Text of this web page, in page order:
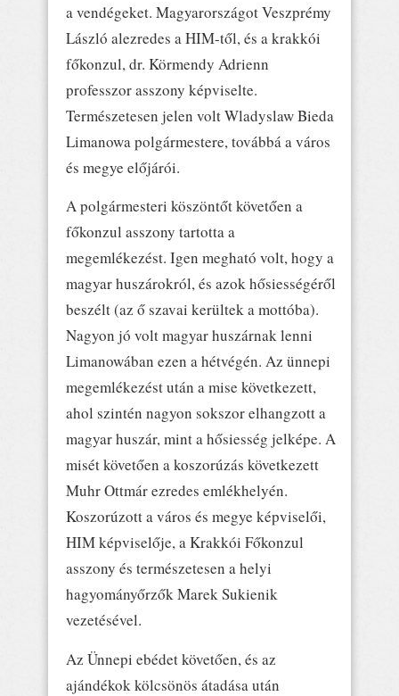
a vendégeket. Magyarországot Veszprémy
László alezredes a HIM-től, és a krakkói
főkonzul, dr. Körmendy Adrienn
professzor asszony képviselte.
Természetesen jelen volt Wladyslaw Bieda
Limanowa polgármestere, továbbá a város
és megye előjárói.
A polgármesteri köszöntőt követően a
főkonzul asszony tartotta a
megemlékezést. Igen megható volt, hogy a
magyar huszárokról, és azok hősiességéről
beszélt (az ő szavai kerültek a mottóba).
Nagyon jó volt magyar huszárnak lenni
Limanowában ezen a hétvégén. Az ünnepi
megemlékezést után a mise következett,
ahol szintén nagyon sokszor elhangzott a
magyar huszár, mint a hősiesség jelképe. A
misét követően a koszorúzás következett
Muhr Ottmár ezredes emlékhelyén.
Koszorúzott a város és megye képviselői,
HIM képviselője, a Krakkói Főkonzul
asszony és természetesen a helyi
hagyományőrzők Marek Sukienik
vezetésével.
Az Ünnepi ebédet követően, és az
ajándékok kölcsönös átadása után